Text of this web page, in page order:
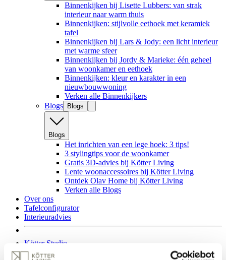
Binnenkijken bij Lisette Lubbers: van strak
interieur naar warm thuis
Binnenkijken: stijlvolle eethoek met keramiek
tafel
Binnenkijken bij Lars & Jody: een licht interieur
met warme sfeer
Binnenkijken bij Jordy & Marieke: één geheel
van woonkamer en eethoek
Binnenkijken: kleur en karakter in een
nieuwbouwwoning
Verken alle Binnenkijkers
Blogs
Blogs
Blogs
Het inrichten van een lege hoek: 3 tips!
3 stylingtips voor de woonkamer
Gratis 3D-advies bij Kötter Living
Lente woonaccessoires bij Kötter Living
Ontdek Olav Home bij Kötter Living
Verken alle Blogs
Over ons
Tafelconfigurator
Interieuradvies
Kötter Studio
Woonwinkels